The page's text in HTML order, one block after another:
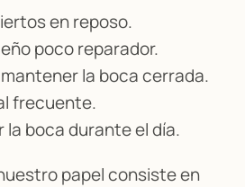
en reposo.
poco reparador.
la boca cerrada.
frecuente.
la boca durante el día.
papel consiste en